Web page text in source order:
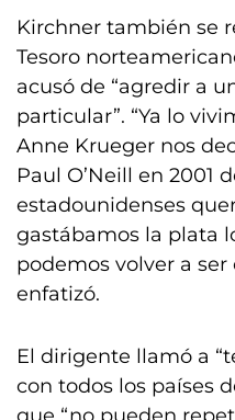
Kirchner también se
Tesoro
acusó de “agredir a
particular”. “Ya lo
Anne Krueger nos
Paul O’Neill en 2001
estadounidenses
gastábamos la plata
podemos volver a ser
enfatizó.
El dirigente llamó a
con todos los países